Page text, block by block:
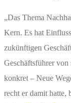
„Das Thema
Kern. Es hat
zukünftigen
Geschäftsführer
konkret – Neue
recht er damit hatte,